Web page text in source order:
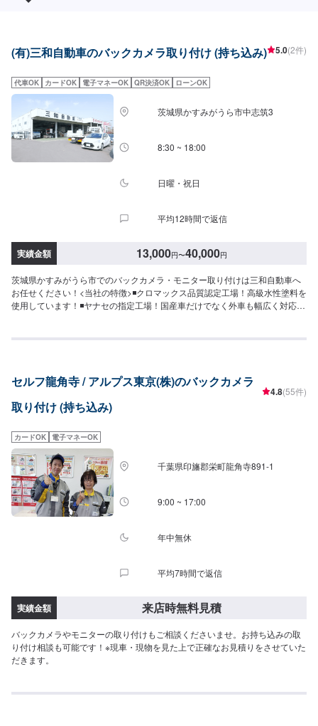
客様目線での最善のメニューと車輌価値をできる限り下げない処理をいかに
い合わせ【2】お見積り【3】お見積りにご納得いただければ作業開始【4】
仕上がり次第納車-----納期について-----納期は通常1日～2日程度で納車となり
ご来店時の注意、受付方法-----入庫の際はお気をつけてお越しください。駐車
スペースは事務所前の空いているスペースに駐車してください。受付はスタ
ッフへ「メンテモで予約しました」とお伝えください。ご案内いたします。
【定休日・営業時間】定休日：日曜日祝日第二土曜日営業時間：8:30~17:30
(有)三和自動車のバックカメラ取り付け (持ち込み) 5.0(2件)
代車OK カードOK 電子マネーOK QR決済OK ローンOK
茨城県かすみがうら市中志筑3
8:30 ~ 18:00
日曜・祝日
平均12時間で返信
実績金額 13,000円〜40,000円
茨城県かすみがうら市でのバックカメラ・モニター取り付けは三和自動車へ
お任せください！<当社の特徴>◾クロマックス品質認定工場！高級水性塗料を
使用しています！◾ヤナセの指定工場！国産車だけでなく外車も幅広く対応い
済ませたい…★お時間があまり取れない…などのご相談もお気軽にどうぞ！
間程度で納車となります。(要相談)納期は前後する場合がございます。予めご
了承ください。-----代車について-----無料の代車をご用意しています。お車の
作業中は代車をご利用ください。※代車の燃料代はお客様にご負担いただいて
ください。駐車スペースは事務所前の空いているスペースに駐車してくださ
い。受付はスタッフへ「メンテモで予約しました」とお伝えください。ご案
内いたします。【定休日・営業時間】定休日：日曜日、第2土曜日、祝日営業
時間：8:30~18:00
セルフ龍角寺 / アルプス東京(株)のバックカメラ
取り付け (持ち込み)
4.8(55件)
カードOK 電子マネーOK
千葉県印旛郡栄町龍角寺891-1
9:00 ~ 17:00
年中無休
平均7時間で返信
実績金額 来店時無料見積
バックカメラやモニターの取り付けもご相談くださいませ。お持ち込みの取
り付け相談も可能です！※現車・現物を見た上で正確なお見積りをさせていた
だきます。